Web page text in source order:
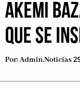
AKEMI
QUE SE
Por:Admin.noticias